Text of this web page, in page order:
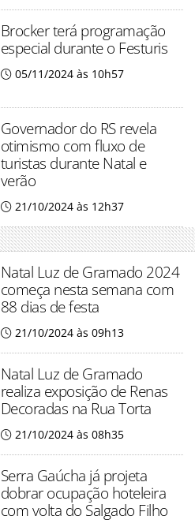
Brocker terá programação
especial durante o Festuris
05/11/2024 às 10h57
Governador do RS revela
otimismo com fluxo de
turistas durante Natal e
verão
21/10/2024 às 12h37
Natal Luz de Gramado 2024
começa nesta semana com
88 dias de festa
21/10/2024 às 09h13
Natal Luz de Gramado
realiza exposição de Renas
Decoradas na Rua Torta
21/10/2024 às 08h35
Serra Gaúcha já projeta
dobrar ocupação hoteleira
com volta do Salgado Filho